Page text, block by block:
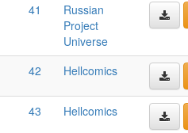
41
Russian
Project
Universe
42
Hellcomics
43 Hellcomics